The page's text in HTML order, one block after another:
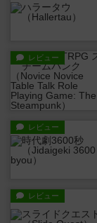
レビュー
レビュー
レビュー